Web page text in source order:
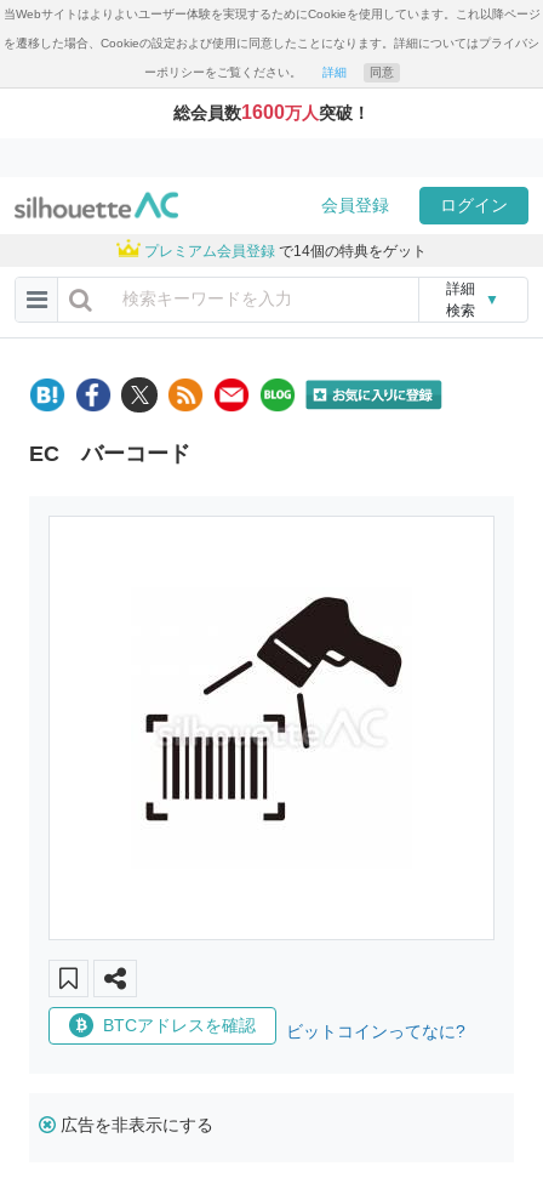
当Webサイトはよりよいユーザー体験を実現するためにCookieを使用しています。これ以降ページ
を遷移した場合、Cookieの設定および使用に同意したことになります。詳細についてはプライバシ
ーポリシーをご覧ください。 詳細 同意
総会員数1600万人突破！
会員登録 ログイン
プレミアム会員登録 で14個の特典をゲット
詳細
検索
▼
EC バーコード
BTCアドレスを確認 ビットコインってなに?
広告を非表示にする